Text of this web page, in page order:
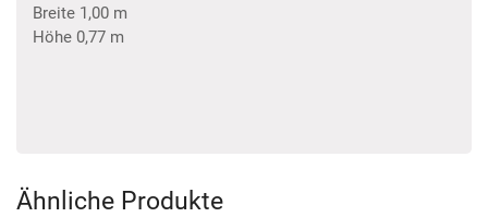
Breite 1,00 m
Höhe 0,77 m
Ähnliche Produkte